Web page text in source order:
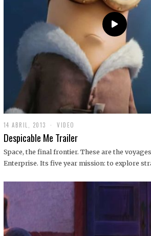
14 ABRIL, 2013
9
D
C
I
1
VIDEO
Despicable Me Trailer
Space, the final frontier. These are the
Enterprise. Its five year mission: to explore